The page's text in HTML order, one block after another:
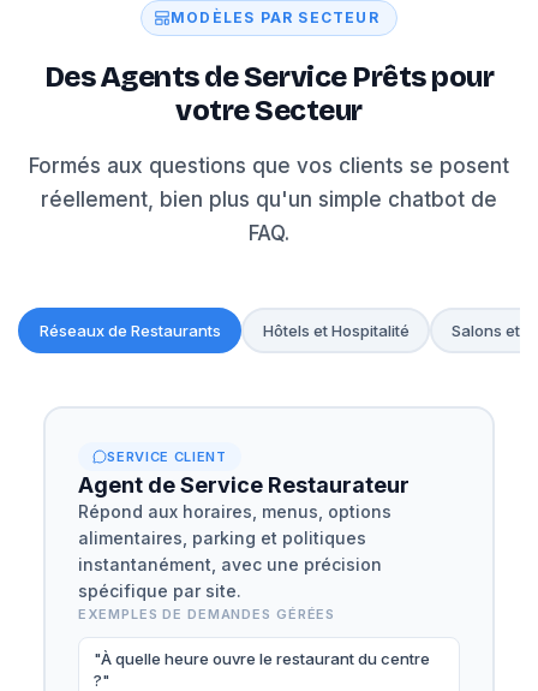
MODÈLES PAR SECTEUR
Des Agents de Service Prêts pour
votre Secteur
Formés aux questions que vos clients se posent
réellement, bien plus qu'un simple chatbot de
FAQ.
Réseaux de Restaurants Hôtels et Hospitalité Salons et
SERVICE CLIENT
Agent de Service Restaurateur
Répond aux horaires, menus, options
alimentaires, parking et politiques
instantanément, avec une précision
spécifique par site.
EXEMPLES DE DEMANDES GÉRÉES
"À quelle heure ouvre le restaurant du centre
?"